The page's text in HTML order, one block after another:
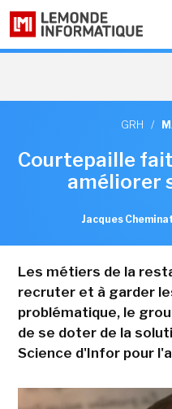
GRH /
Courtepaille
améliorer
Jacques
Les métiers de la
recruter et à garder
problématique, le
de se doter de la
Science d'Infor pour